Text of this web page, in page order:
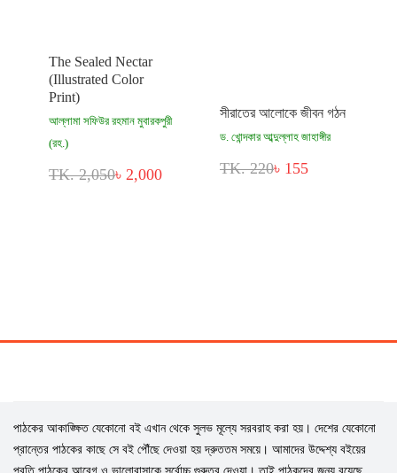
The Sealed Nectar
(Illustrated Color
Print)
আল্লামা সফিউর রহমান মুবারকপুরী
(রহ.)
TK. 2,050৳ 2,000
সীরাতের আলোকে জীবন গঠন
ড. খোন্দকার আব্দুল্লাহ জাহাঙ্গীর
TK. 220৳ 155
পাঠকের আকাঙ্ক্ষিত যেকোনো বই এখান থেকে সুলভ মূল্যে সরবরাহ করা হয়। দেশের যেকোনো
প্রান্তের পাঠকের কাছে সে বই পৌঁছে দেওয়া হয় দ্রুততম সময়ে। আমাদের উদ্দেশ্য বইয়ের